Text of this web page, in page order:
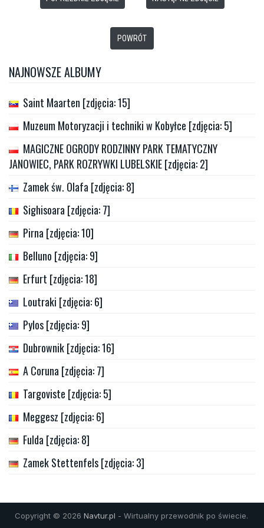
POWRÓT
NAJNOWSZE ALBUMY
Saint Maarten [zdjęcia: 15]
Muzeum Motoryzacji i techniki w Kobyłce [zdjęcia: 5]
MAGICZNE OGRODY RODZINNY PARK TEMATYCZNY
JANOWIEC, PARK ROZRYWKI LUBELSKIE [zdjęcia: 2]
Zamek św. Olafa [zdjęcia: 8]
Sighisoara [zdjęcia: 7]
Pirna [zdjęcia: 10]
Belluno [zdjęcia: 9]
Erfurt [zdjęcia: 18]
Loutraki [zdjęcia: 6]
Pylos [zdjęcia: 9]
Dubrownik [zdjęcia: 16]
A Coruna [zdjęcia: 7]
Targoviste [zdjęcia: 5]
Meggesz [zdjęcia: 6]
Fulda [zdjęcia: 8]
Zamek Stettenfels [zdjęcia: 3]
Copyright © 2026 Navtur.pl - Wirtualny przewodnik po świecie.